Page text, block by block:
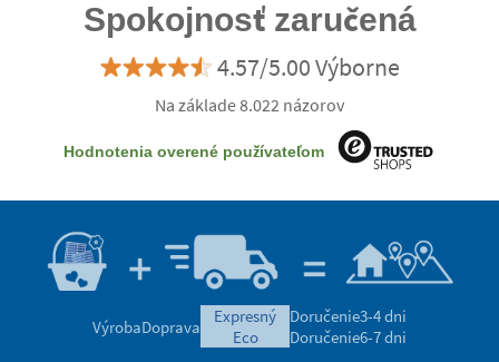
Spokojnosť zaručená
4.57/5.00 Výborne
Na základe 8.022 názorov
Hodnotenia overené používateľom
VýrobaDoprava
expresný
eco
Doručenie3-4 dni
Doručenie6-7 dni